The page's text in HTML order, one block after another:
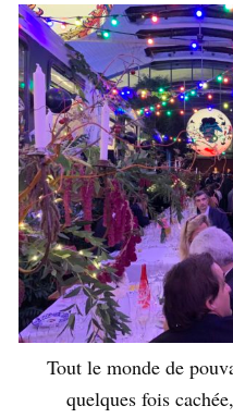
Tout le monde de
quelques fois